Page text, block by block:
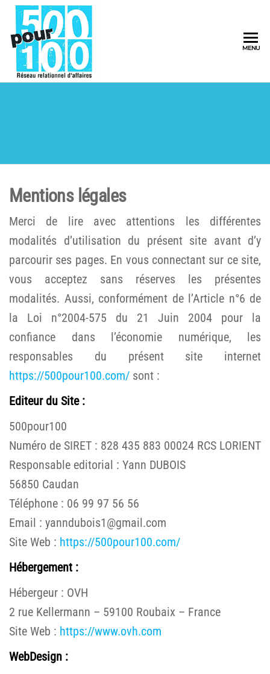
MENU
Mentions légales
Merci de lire avec attentions les différentes
modalités d’utilisation du présent site avant d’y
parcourir ses pages. En vous connectant sur ce site,
vous acceptez sans réserves les présentes
modalités. Aussi, conformément de l’Article n°6 de
la Loi n°2004-575 du 21 Juin 2004 pour la
confiance dans l’économie numérique, les
responsables du présent site internet
https://500pour100.com/ sont :
Editeur du Site :
500pour100
Numéro de SIRET : 828 435 883 00024 RCS LORIENT
Responsable editorial : Yann DUBOIS
56850 Caudan
Téléphone : 06 99 97 56 56
Email : yanndubois1@gmail.com
Site Web : https://500pour100.com/
Hébergement :
Hébergeur : OVH
2 rue Kellermann – 59100 Roubaix – France
Site Web : https://www.ovh.com
WebDesign :